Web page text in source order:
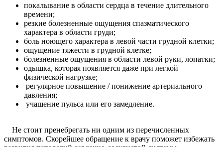
покалывание в области сердца в течение длительного
времени;
резкие болезненные ощущения спазматического
характера в области груди;
боль ноющего характера в левой части грудной клетки;
ощущение тяжести в грудной клетке;
болезненные ощущения в области левой руки, лопатки;
одышка, которая появляется даже при легкой
физической нагрузке;
регулярное повышение / понижение артериального
давления;
учащение пульса или его замедление.
Не стоит пренебрегать ни одним из перечисленных
симптомов. Скорейшее обращение к врачу поможет избежать